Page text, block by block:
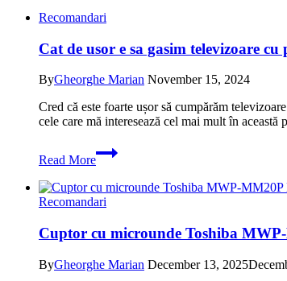
LED
Nei
Diagonala
Full
HD
E
Bluetooth
WiFi
Negru
cu
reducere
Recomandari
Cat de usor e sa gasim televizoare
ByGheorghe Marian November 15, 2024
Cred că este foarte ușor să cumpărăm
cele care mă interesează cel mai mult în
Read More
Cat
de
e
sa
televizoare
preturi
Recomandari
Cuptor cu microunde Toshiba
ByGheorghe Marian December 13, 2025